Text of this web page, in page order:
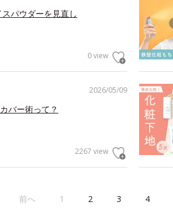
パウダーを見直し
0 view
2026/05/09
バー術って？
2267 view
前へ 1 2 3 4